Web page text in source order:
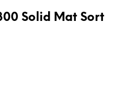
Solid Mat Sort